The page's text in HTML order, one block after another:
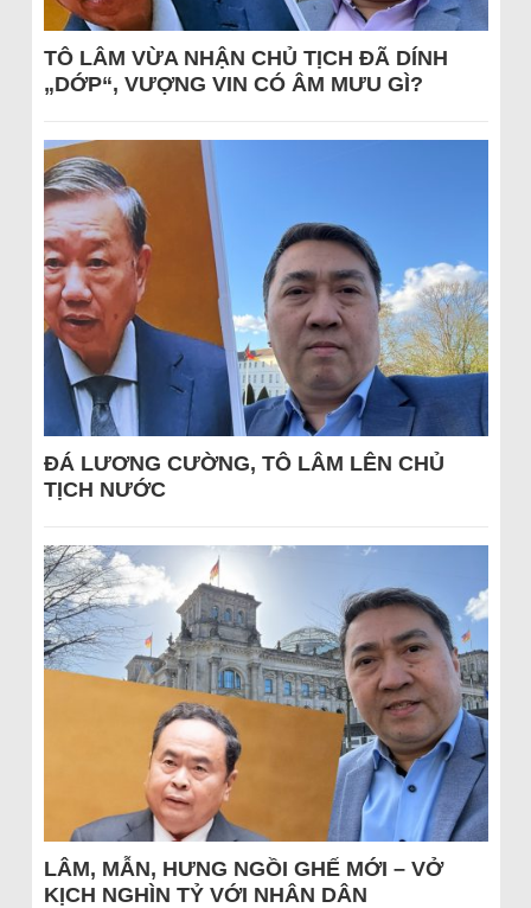
TÔ LÂM VỪA NHẬN CHỦ TỊCH ĐÃ DÍNH
„DỚP“, VƯỢNG VIN CÓ ÂM MƯU GÌ?
ĐÁ LƯƠNG CƯỜNG, TÔ LÂM LÊN CHỦ
TỊCH NƯỚC
LÂM, MẪN, HƯNG NGỒI GHẾ MỚI – VỞ
KỊCH NGHÌN TỶ VỚI NHÂN DÂN